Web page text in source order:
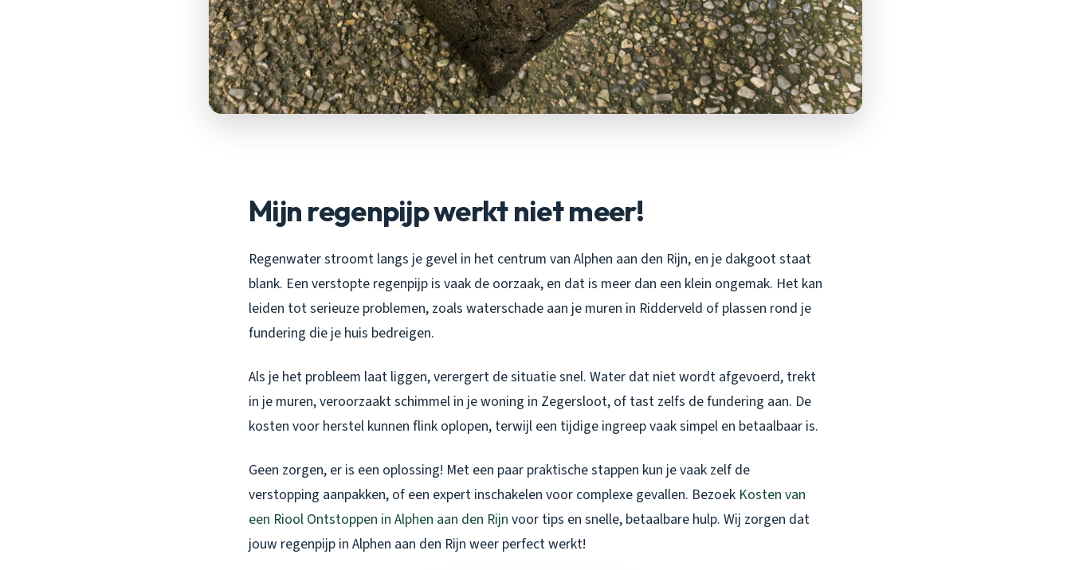
Mijn regenpijp werkt niet meer!
Regenwater stroomt langs je gevel in het centrum van Alphen aan den Rijn, en je dakgoot staat
blank. Een verstopte regenpijp is vaak de oorzaak, en dat is meer dan een klein ongemak. Het kan
leiden tot serieuze problemen, zoals waterschade aan je muren in Ridderveld of plassen rond je
fundering die je huis bedreigen.
Als je het probleem laat liggen, verergert de situatie snel. Water dat niet wordt afgevoerd, trekt
in je muren, veroorzaakt schimmel in je woning in Zegersloot, of tast zelfs de fundering aan. De
kosten voor herstel kunnen flink oplopen, terwijl een tijdige ingreep vaak simpel en betaalbaar is.
Geen zorgen, er is een oplossing! Met een paar praktische stappen kun je vaak zelf de
verstopping aanpakken, of een expert inschakelen voor complexe gevallen. Bezoek Kosten van
een Riool Ontstoppen in Alphen aan den Rijn voor tips en snelle, betaalbare hulp. Wij zorgen dat
jouw regenpijp in Alphen aan den Rijn weer perfect werkt!